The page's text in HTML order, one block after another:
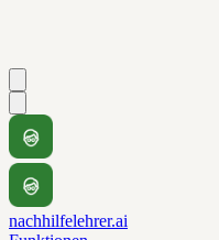
nachhilfelehrer.ai